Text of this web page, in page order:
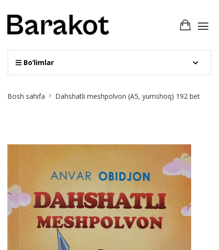
Bo‘limlar
Breadcrumb
Bosh sahifa Dahshatli meshpolvon (А5, yumshoq) 192 bet